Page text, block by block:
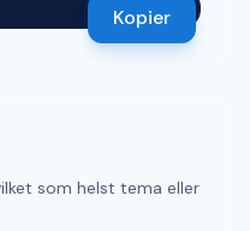
Kopier
som helst tema eller